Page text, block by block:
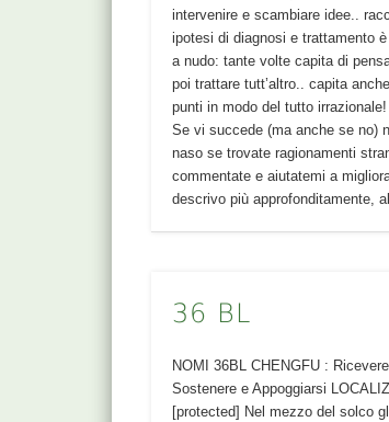
intervenire e scambiare idee..
ipotesi di diagnosi e trattamento è
a nudo: tante volte capita di
poi trattare tutt’altro.. capita
punti in modo del tutto
Se vi succede (ma anche se no)
naso se trovate ragionamenti
commentate e aiutatemi a
descrivo più approfonditamente,
36 BL
NOMI 36BL CHENGFU :
Sostenere e Appoggiarsi
[protected] Nel mezzo del solco